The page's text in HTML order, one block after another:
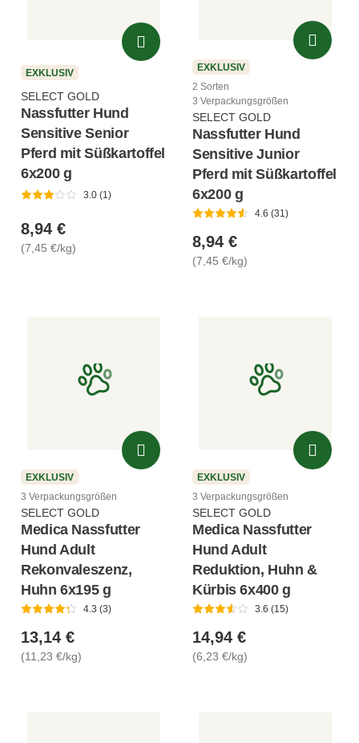
EXKLUSIV
SELECT GOLD
Nassfutter Hund
Sensitive Senior
Pferd mit Süßkartoffel
6x200 g
3.0 (1)
8,94 €
(7,45 €/kg)
EXKLUSIV
2 Sorten
3 Verpackungsgrößen
SELECT GOLD
Nassfutter Hund
Sensitive Junior
Pferd mit Süßkartoffel
6x200 g
4.6 (31)
8,94 €
(7,45 €/kg)
EXKLUSIV
3 Verpackungsgrößen
SELECT GOLD
Medica Nassfutter
Hund Adult
Rekonvaleszenz,
Huhn 6x195 g
4.3 (3)
13,14 €
(11,23 €/kg)
EXKLUSIV
3 Verpackungsgrößen
SELECT GOLD
Medica Nassfutter
Hund Adult
Reduktion, Huhn &
Kürbis 6x400 g
3.6 (15)
14,94 €
(6,23 €/kg)